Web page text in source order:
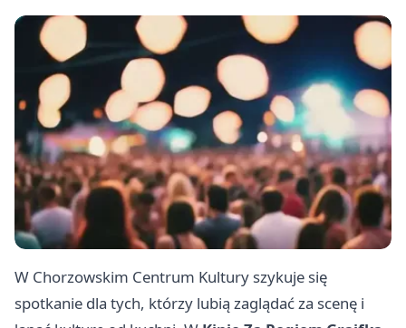
W Chorzowskim Centrum Kultury szykuje się
spotkanie dla tych, którzy lubią zaglądać za scenę i